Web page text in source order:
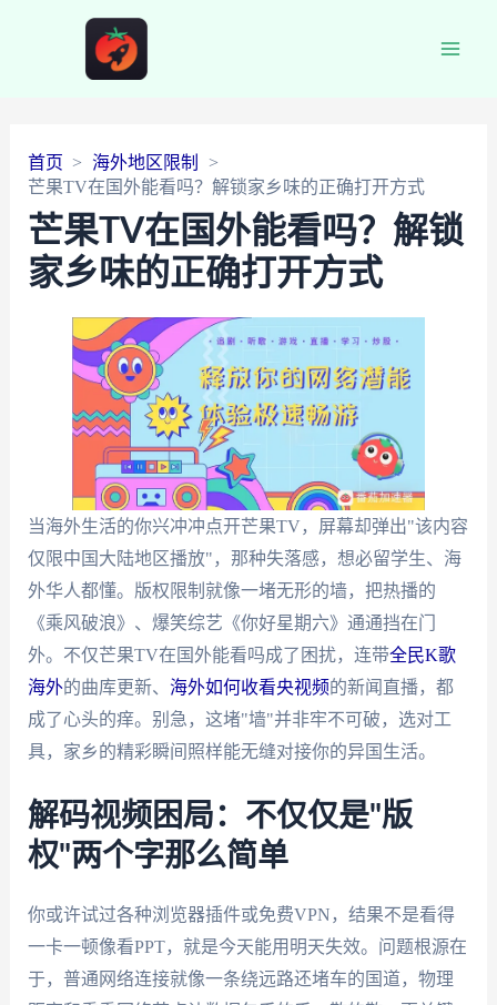
首页
海外地区限制
芒果TV在国外能看吗？解锁家乡味的正确打开方式
芒果TV在国外能看吗？解锁
家乡味的正确打开方式
当海外生活的你兴冲冲点开芒果TV，屏幕却弹出"该内容
仅限中国大陆地区播放"，那种失落感，想必留学生、海
外华人都懂。版权限制就像一堵无形的墙，把热播的
《乘风破浪》、爆笑综艺《你好星期六》通通挡在门
外。不仅芒果TV在国外能看吗成了困扰，连带全民K歌
海外的曲库更新、 海外如何收看央视频的新闻直播，都
成了心头的痒。别急，这堵"墙"并非牢不可破，选对工
具，家乡的精彩瞬间照样能无缝对接你的异国生活。
解码视频困局：不仅仅是"版
权"两个字那么简单
你或许试过各种浏览器插件或免费VPN，结果不是看得
一卡一顿像看PPT，就是今天能用明天失效。问题根源在
于，普通网络连接就像一条绕远路还堵车的国道，物理